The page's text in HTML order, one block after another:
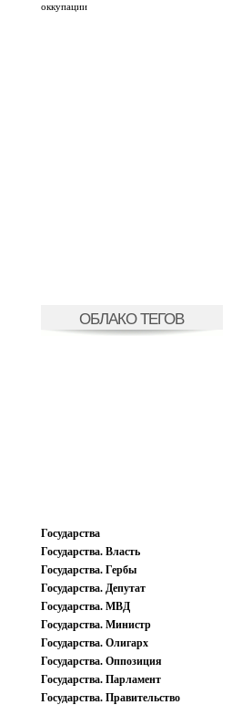
оккупации
ОБЛАКО ТЕГОВ
Государства
Государства. Власть
Государства. Гербы
Государства. Депутат
Государства. МВД
Государства. Министр
Государства. Олигарх
Государства. Оппозиция
Государства. Парламент
Государства. Правительство